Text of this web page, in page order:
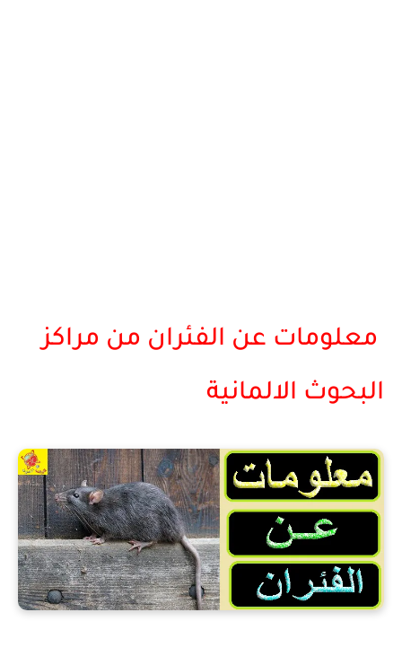
معلومات عن الفئران من مراكز
البحوث الالمانية